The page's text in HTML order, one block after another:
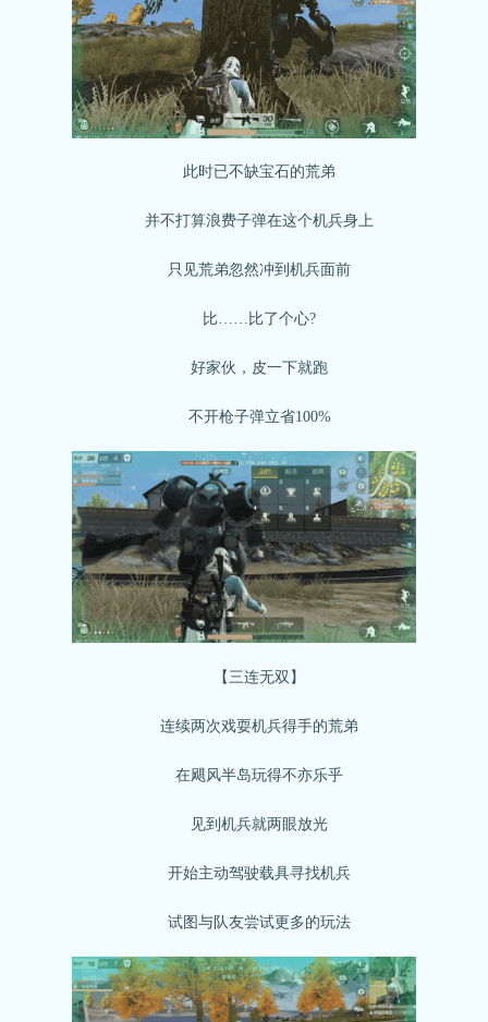
此时已不缺宝石的荒弟
并不打算浪费子弹在这个机兵身上
只见荒弟忽然冲到机兵面前
比……比了个心?
好家伙，皮一下就跑
不开枪子弹立省100%
【三连无双】
连续两次戏耍机兵得手的荒弟
在飓风半岛玩得不亦乐乎
见到机兵就两眼放光
开始主动驾驶载具寻找机兵
试图与队友尝试更多的玩法
关注微博：荒野行动官方微博 关注微信：网易荒野行动